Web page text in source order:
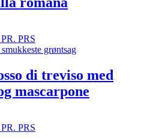
PRS
di treviso med
mascarpone
PRS